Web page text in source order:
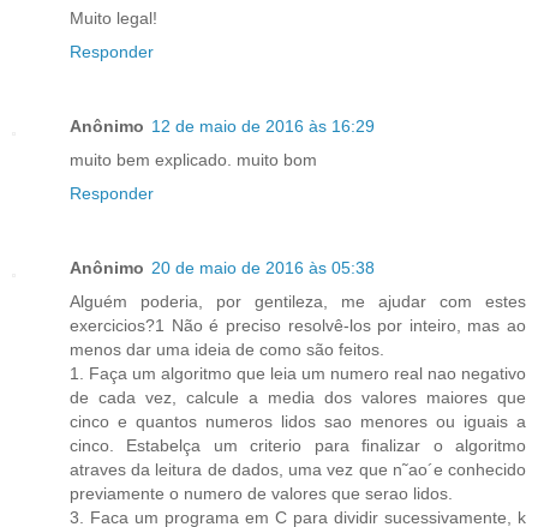
Muito legal!
Responder
Anônimo 12 de maio de 2016 às 16:29
muito bem explicado. muito bom
Responder
Anônimo 20 de maio de 2016 às 05:38
Alguém poderia, por gentileza, me ajudar com estes
exercicios?1 Não é preciso resolvê-los por inteiro, mas ao
menos dar uma ideia de como são feitos.
1. Faça um algoritmo que leia um numero real nao negativo
de cada vez, calcule a media dos valores maiores que
cinco e quantos numeros lidos sao menores ou iguais a
cinco. Estabelça um criterio para ﬁnalizar o algoritmo
atraves da leitura de dados, uma vez que n˜ao´e conhecido
previamente o numero de valores que serao lidos.
3. Faca um programa em C para dividir sucessivamente, k